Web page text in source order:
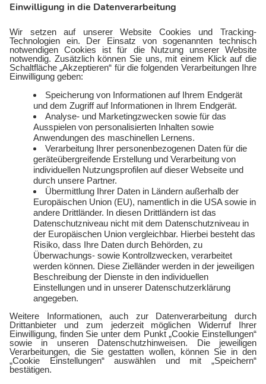
Wärmestrom
Gewerbestrom
FlexTarif Strom
Service
Freund:innen werben
Kündigen
Widerruf
Vertriebspartner:in
werden
Zählerlotto
Balkonkraftwerke mit
Über uns
Auszeichnungen
Presse und Downloads
Jobs
Kontakt
E-Sports
E WIE EINFACH
Geschäftskunden
Gewerbestrom
Gewerbegas